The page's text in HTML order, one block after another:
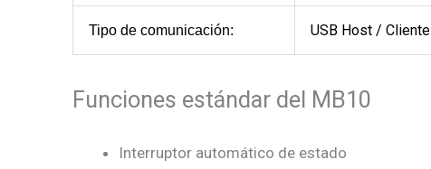
Tipo de comunicación: USB Host / Cliente
Funciones estándar del MB10
Interruptor automático de estado